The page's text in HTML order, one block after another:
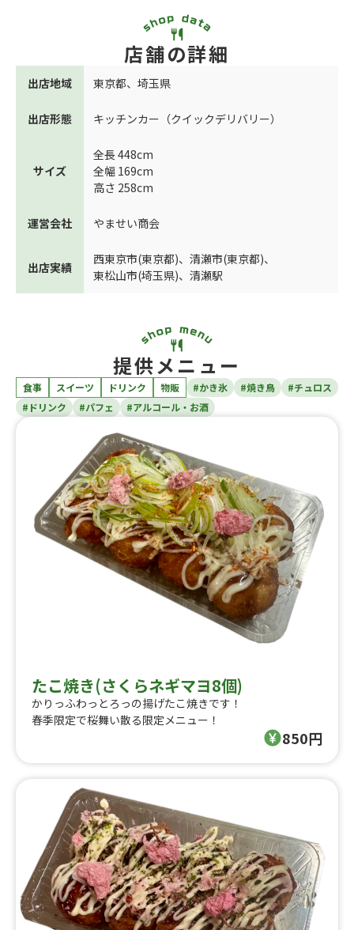
店舗の詳細
出店地域 東京都、 埼玉県
出店形態 キッチンカー（クイックデリバリー）
サイズ
全長 448cm
全幅 169cm
高さ 258cm
運営会社 やませい商会
出店実績
西東京市(東京都)、 清瀬市(東京都)、
東松山市(埼玉県)、 清瀬駅
提供メニュー
食事 スイーツ ドリンク 物販 #かき氷 #焼き鳥
#チュロス
#ドリンク
#パフェ #アルコール・お酒
たこ焼き(さくらネギマヨ8個)
かりっふわっとろっの揚げたこ焼きです！
春季限定で桜舞い散る限定メニュー！
850円